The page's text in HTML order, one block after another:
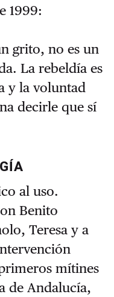
1999:
grito, no es un
La rebeldía es
y la voluntad
decirle que sí
al uso.
Benito
Teresa y a
mítines
de Andalucía,